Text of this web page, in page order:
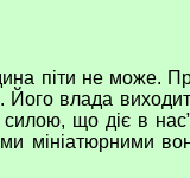
піти не може.
Його влада
що діє в
мініатюрними